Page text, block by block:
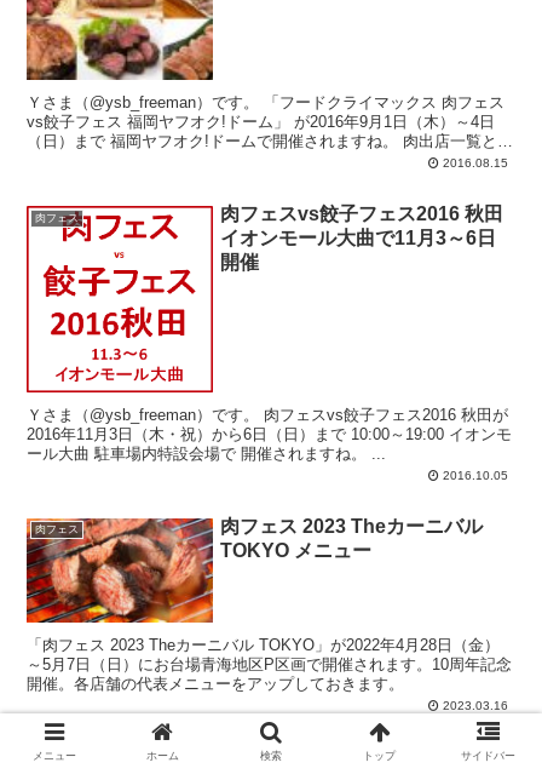
Ｙさま（@ysb_freeman）です。 「フードクライマックス 肉フェス
vs餃子フェス 福岡ヤフオク!ドーム」 が2016年9月1日（木）～4日
（日）まで 福岡ヤフオク!ドームで開催されますね。 肉出店一覧と
2016.08.15
肉フェス
肉フェスvs餃子フェス2016 秋田
イオンモール大曲で11月3～6日
開催
Ｙさま（@ysb_freeman）です。 肉フェスvs餃子フェス2016 秋田が
2016年11月3日（木・祝）から6日（日）まで 10:00～19:00 イオンモ
2016.10.05
肉フェス
肉フェス 2023 Theカーニバル
TOKYO メニュー
「肉フェス 2023 Theカーニバル TOKYO」が2022年4月28日（金）
～5月7日（日）にお台場青海地区P区画で開催されます。10周年記念
開催。各店舗の代表メニューをアップしておきます。
2023.03.16
肉フェス
肉フェス 国営昭和記念公園 2018
メニュー ホーム 検索 トップ サイドバー